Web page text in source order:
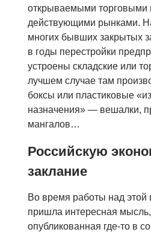
открываемыми торговыми
действующими рынками.
многих бывших закрытых
в годы перестройки
устроены складские или
лучшем случае там
боксы или пластиковые
назначения» — вешалки,
мангалов…
Российскую
заклание
Во время работы над этой
пришла интересная мысль,
опубликованная где-то в